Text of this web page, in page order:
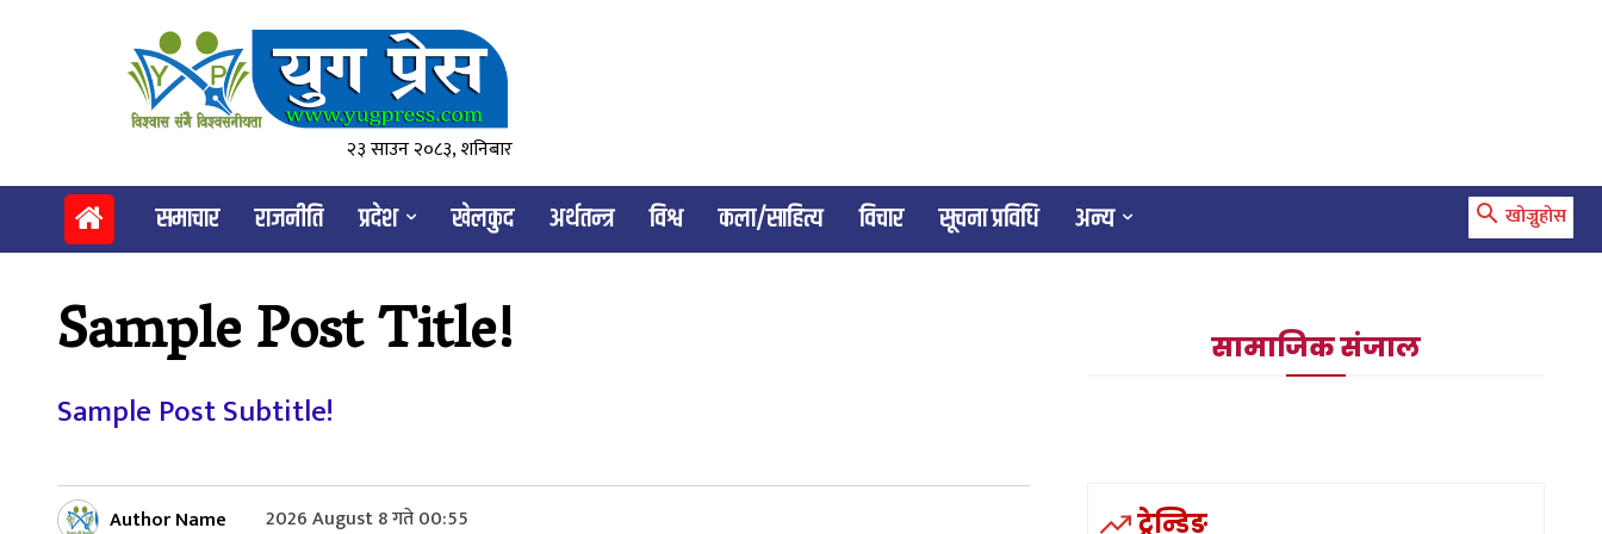
२३ साउन २०८३, शनिबार
समाचार राजनीति प्रदेश खेलकुद अर्थतन्त्र विश्व कला/साहित्य विचार सूचना प्रविधि अन्य खोज्नुहोस
Sample Post Title!
Sample Post Subtitle!
Author Name 2026 August 8 गते 00:55
सामाजिक संजाल
ट्रेन्डिङ